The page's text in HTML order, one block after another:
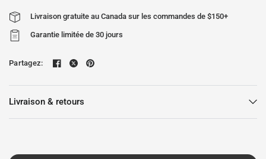
Livraison gratuite au Canada sur les commandes de $150+
Garantie limitée de 30 jours
Partagez:
Livraison & retours